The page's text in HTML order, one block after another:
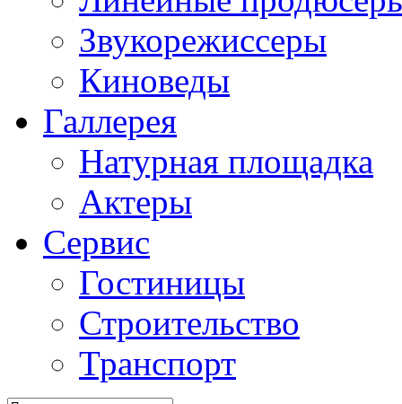
Звукорежиссеры
Киноведы
Галлерея
Натурная площадка
Актеры
Сервис
Гостиницы
Строительство
Транспорт